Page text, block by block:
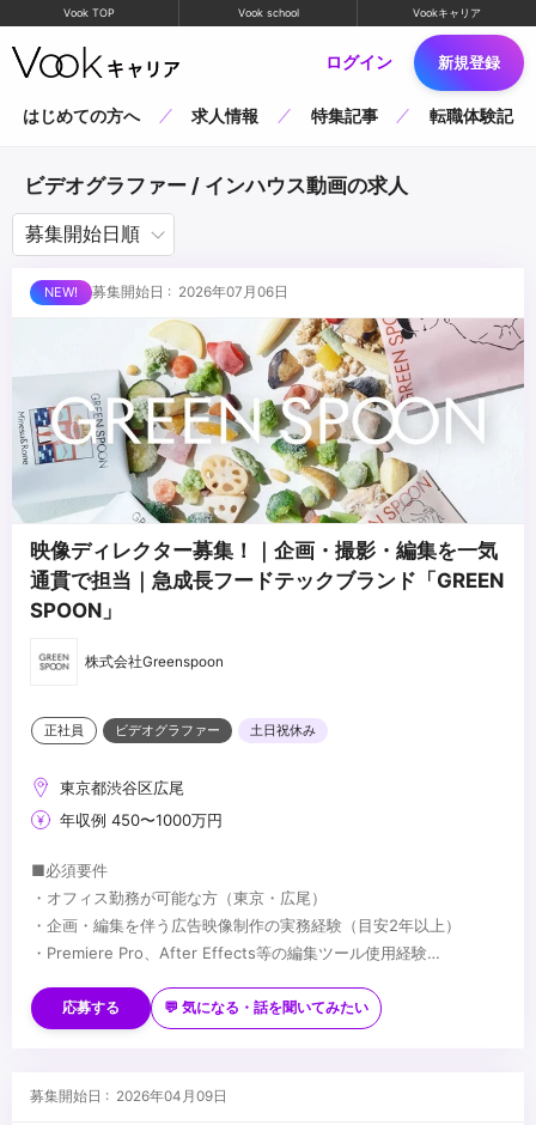
Vook TOP Vook school Vookキャリア
ログイン 新規登録
はじめての方へ 求人情報 特集記事 転職体験記
ビデオグラファー / インハウス動画の求人
募集開始日 : 2026年07月06日
映像ディレクター募集！｜企画・撮影・編集を一気
通貫で担当｜急成長フードテックブランド「GREEN
SPOON」
株式会社Greenspoon
正社員 ビデオグラファー 土日祝休み
東京都渋谷区広尾
年収例 450〜1000万円
■必須要件
・オフィス勤務が可能な方（東京・広尾）
・企画・編集を伴う広告映像制作の実務経験（目安2年以上）
・Premiere Pro、After Effects等の編集ツール使用経験
・撮影経験
・Web広告やSNS広告クリエイティブの制作経験
応募する 💬 気になる・話を聞いてみたい
募集開始日 : 2026年04月09日